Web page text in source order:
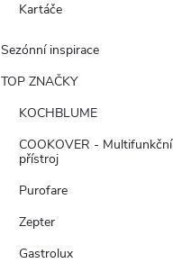
Kartáče
Sezónní inspirace
TOP ZNAČKY
KOCHBLUME
COOKOVER - Multifunkční
přístroj
Purofare
Zepter
Gastrolux